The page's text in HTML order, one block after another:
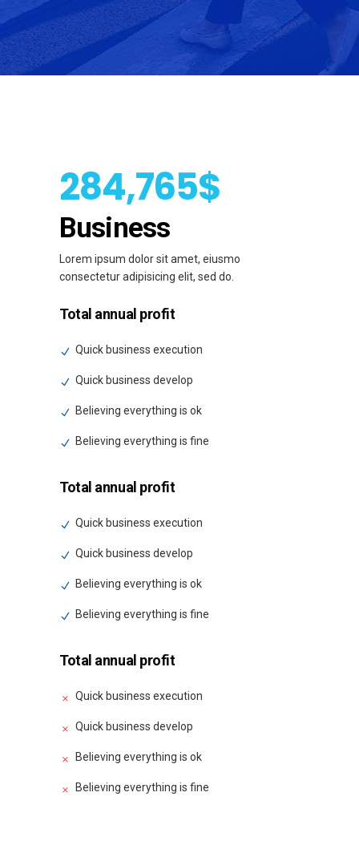
284,765$
Business
Lorem ipsum dolor sit amet, eiusmo
consectetur adipisicing elit, sed do.
Total annual profit
Quick business execution
Quick business develop
Believing everything is ok
Believing everything is fine
Total annual profit
Quick business execution
Quick business develop
Believing everything is ok
Believing everything is fine
Total annual profit
Quick business execution
Quick business develop
Believing everything is ok
Believing everything is fine